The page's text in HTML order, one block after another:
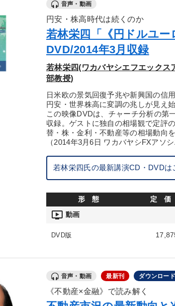
音声・動画
円安・株高時代は続くのか
若林栄四「《円ドルユー
DVD/2014年3月収録
若林栄四(ワカバヤシエフエックス
部教授)
日米欧の景気回復予兆や新興国の信
円安・世界株高に変調の兆しが見え始
この映像DVDは、チャーチ分析の第
収録。ゲストに独自の相場観で定評
替・株・金利・不動産等の相場動向
（2014年3月6日 ワカバヤシFXアソ
若林栄四氏の最新講演CD・DVDは
形 態 定 価
ondemand_video 動画
DVD版
音声・動画 最新刊 ダウンロー
《不動産×金融》で読み解く